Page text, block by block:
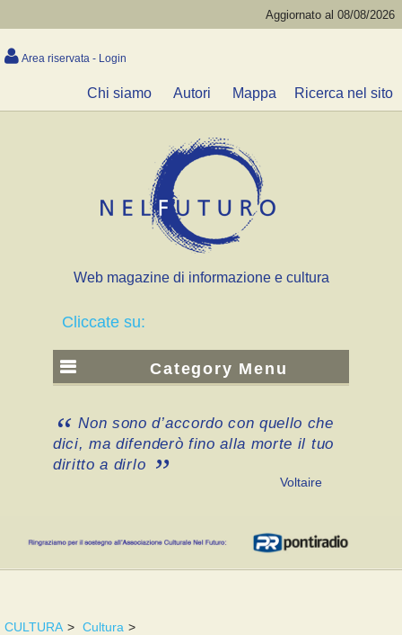
Aggiornato al 08/08/2026
Area riservata - Login
Chi siamo Autori Mappa Ricerca nel sito
Web magazine di informazione e cultura
Cliccate su:
Category Menu
Non sono d’accordo con quello che
dici, ma difenderò fino alla morte il tuo
diritto a dirlo
Voltaire
CULTURA > Cultura >